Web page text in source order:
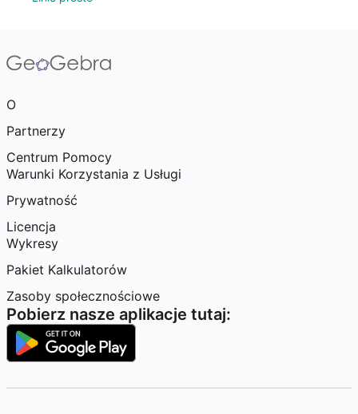
O
Partnerzy
Centrum Pomocy
Warunki Korzystania z Usługi
Prywatność
Licencja
Wykresy
Pakiet Kalkulatorów
Zasoby społecznościowe
Pobierz nasze aplikacje tutaj: